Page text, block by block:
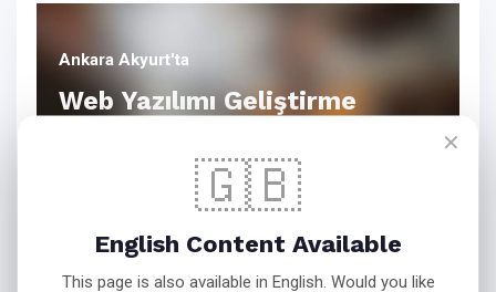
Ankara Akyurt'ta
Web Yazılımı Geliştirme
Bink Teknoloji Web Yazılım
Hizmetleri
✕
🇬🇧
English Content Available
This page is also available in English. Would you like